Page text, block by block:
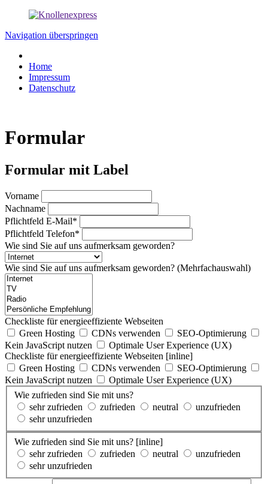
Navigation überspringen
Home
Impressum
Datenschutz
Formular
Formular mit Label
Vorname
Nachname
Pflichtfeld E-Mail*
Pflichtfeld Telefon*
Wie sind Sie auf uns aufmerksam geworden?
Wie sind Sie auf uns aufmerksam geworden? (Mehrfachauswahl)
Checkliste für energieeffiziente Webseiten
Green Hosting
CDNs verwenden
SEO-Optimierung
Kein JavaScript nutzen
Optimale User Experience (UX)
Checkliste für energieeffiziente Webseiten [inline]
Green Hosting
CDNs verwenden
SEO-Optimierung
Kein JavaScript nutzen
Optimale User Experience (UX)
Wie zufrieden sind Sie mit uns?
sehr zufrieden
zufrieden neutral
unzufrieden
sehr unzufrieden
Wie zufrieden sind Sie mit uns? [inline]
sehr zufrieden
zufrieden neutral
unzufrieden
sehr unzufrieden